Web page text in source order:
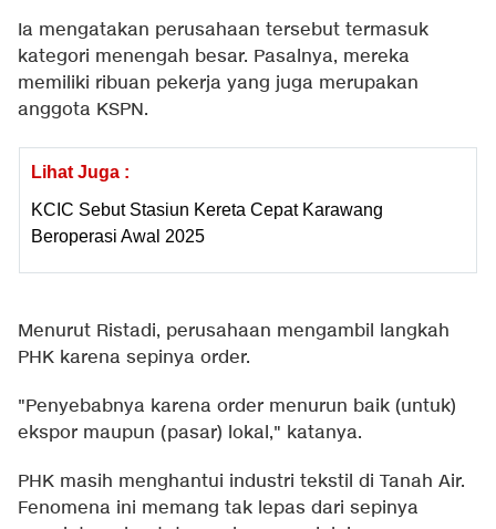
Ia mengatakan perusahaan tersebut termasuk
kategori menengah besar. Pasalnya, mereka
memiliki ribuan pekerja yang juga merupakan
anggota KSPN.
Lihat Juga :
KCIC Sebut Stasiun Kereta Cepat Karawang
Beroperasi Awal 2025
Menurut Ristadi, perusahaan mengambil langkah
PHK karena sepinya order.
"Penyebabnya karena order menurun baik (untuk)
ekspor maupun (pasar) lokal," katanya.
PHK masih menghantui industri tekstil di Tanah Air.
Fenomena ini memang tak lepas dari sepinya